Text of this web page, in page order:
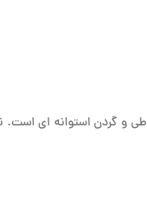
گردن استوانه ای است.